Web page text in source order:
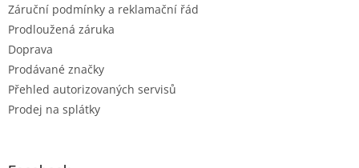
Záruční podmínky a reklamační řád
Prodloužená záruka
Doprava
Prodávané značky
Přehled autorizovaných servisů
Prodej na splátky